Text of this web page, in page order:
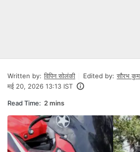
Written by: विपिन सोलंकी Edited by: सौरभ
मई 20, 2026 13:13 IST
Read Time: 2 mins